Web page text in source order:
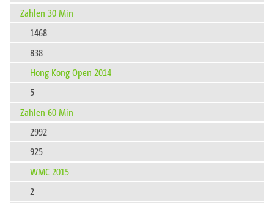
Zahlen 30 Min
1468
838
Hong Kong Open 2014
5
Zahlen 60 Min
2992
925
WMC 2015
2